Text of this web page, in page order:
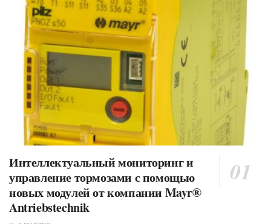
Интеллектуальный мониторинг и
управление тормозами с помощью
новых модулей от компании Mayr®
Antriebstechnik